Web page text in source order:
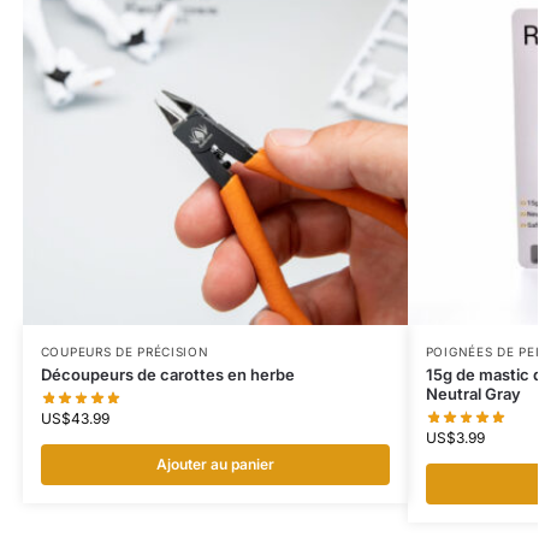
COUPEURS DE PRÉCISION
Découpeurs de carottes en herbe
US$43.99
Ajouter au panier
POIGNÉES DE
15g de mastic
Neutral Gray
US$3.99